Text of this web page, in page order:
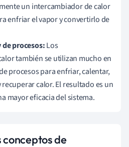
un intercambiador de calor
enfriar el vapor y convertirlo de
procesos:Los
también se utilizan mucho en
procesos para enfriar, calentar,
calor. El resultado es un
mayor eficacia del sistema.
de